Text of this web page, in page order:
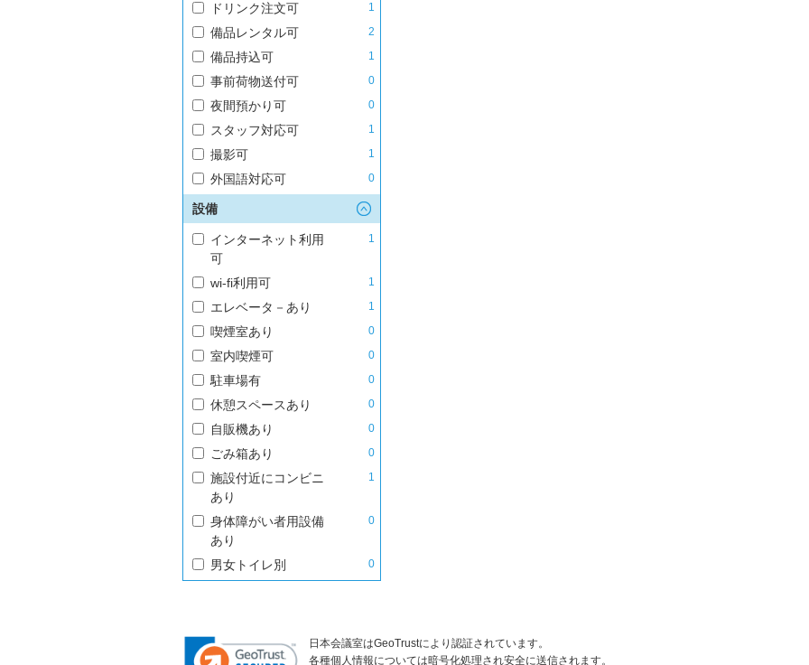
ドリンク注文可 1
備品レンタル可 2
備品持込可 1
事前荷物送付可 0
夜間預かり可 0
スタッフ対応可 1
撮影可 1
外国語対応可 0
設備
インターネット利用
可
1
wi-fi利用可 1
エレベータ－あり 1
喫煙室あり 0
室内喫煙可 0
駐車場有 0
休憩スペースあり 0
自販機あり 0
ごみ箱あり 0
施設付近にコンビニ
あり
1
身体障がい者用設備
あり
0
男女トイレ別 0
日本会議室はGeoTrustにより認証されています。
各種個人情報については暗号化処理され安全に送信されます。